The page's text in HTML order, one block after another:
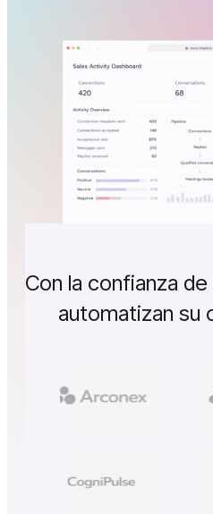
Con la confianza
automatizan su